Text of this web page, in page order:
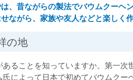
、昔ながらの製法でバウムクーヘ
ながら、家族や友人などと楽しく
の地
ることを知っていますか。第一次
によって日本で初めてバウムク